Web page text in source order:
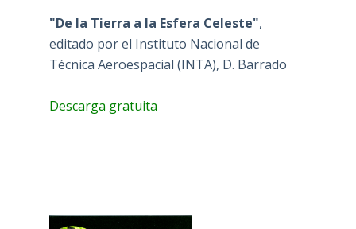
"De la Tierra a la Esfera Celeste",
editado por el Instituto Nacional de
Técnica Aeroespacial (INTA), D. Barrado
Descarga gratuita